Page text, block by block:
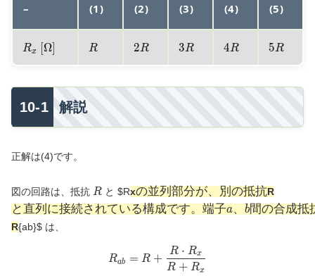
– (1) (2) (3) (4) (5)
R_x \text{
Rx [Ω R
R 2R
2R 3R
3R 4R
4R 5R
5R
解説
正解は(4)です。
図の回路は、抵抗 R
R と$Rxの並
列部
分
抵抗
の並列部分が、 別の抵抗R
列に
接続
と直列 に接続されている構成です。 端子a、 b間の合成抵
R{ab}$ は、
R_{ab} = R + \frac{R
Rab = R +
R + Rx
R ⋅ Rx